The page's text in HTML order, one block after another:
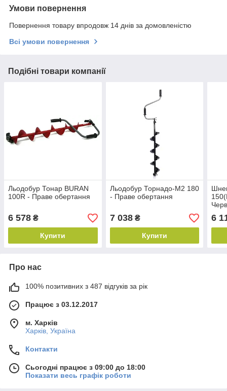
Умови повернення
Повернення товару впродовж 14 днів за домовленістю
Всі умови повернення
Подібні товари компанії
Льодобур Тонар BURAN
100R - Праве обертання
6 578 ₴
Купити
Льодобур Торнадо-М2 180
- Праве обертання
7 038₴
Купити
6
Про нас
100% позитивних з 487 відгуків за рік
Працює з 03.12.2017
м. Харків
Харків, Україна
Контакти
Сьогодні працює з 09:00 до 18:00
Показати весь графік роботи